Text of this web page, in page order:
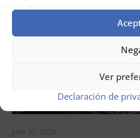
Ver
Declaración de
julio 31, 2026